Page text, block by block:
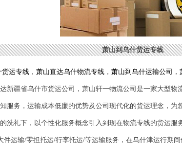
萧山到乌什货运专线
货运专线 ， 萧山直达乌什物流专线 ， 萧山到 乌什运输公司 ，
新疆省乌什市货运公司，萧山轩一物流公司是一家大型物
服务，运输成本低廉的优势及公司现代化的货运理念，为
洗礼下，以个性化服务概念引入到现在物流专线的货运服
件运输/零担托运/行李托运/等运输服务，在乌什津运行期间